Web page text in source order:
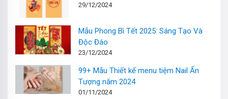
29/12/2024
Mẫu Phong Bì Tết 2025: Sáng Tạo Và
Độc Đáo
23/12/2024
99+ Mẫu Thiết kế menu tiệm Nail Ấn
Tượng năm 2024
01/11/2024